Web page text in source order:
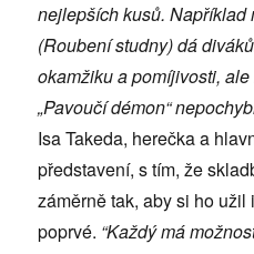
nejlepších kusů. Například
(Roubení studny) dá
okamžiku a pomíjivosti,
„Pavoučí démon“
Isa Takeda, herečka a
představení, s tím, že
záměrně tak, aby si ho
poprvé. “Každý má